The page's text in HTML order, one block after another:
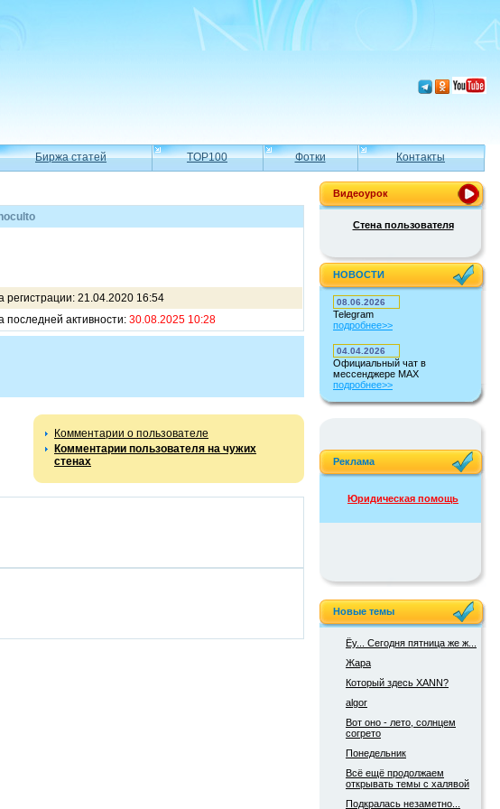
Биржа статей TOP100 Фотки Контакты
регистрации: 21.04.2020 16:54
последней активности: 30.08.2025 10:28
Комментарии о пользователе
Комментарии пользователя на чужих
стенах
Видеоурок
Стена пользователя
НОВОСТИ
08.06.2026
Telegram
подробнее>>
04.04.2026
Официальный чат в
мессенджере MAX
подробнее>>
Реклама
Юридическая помощь
Новые темы
Ёу... Сегодня пятница же ж...
Жара
Который здесь XANN?
algor
Вот оно - лето, солнцем
согрето
Понедельник
Всё ещё продолжаем
открывать темы с халявой
Подкралась незаметно...